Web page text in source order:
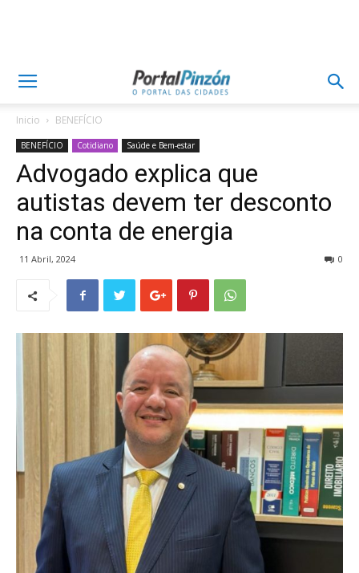
Inicio BENEFÍCIO
BENEFÍCIO Cotidiano Saúde e Bem-estar
Advogado explica que
autistas devem ter desconto
na conta de energia
11 Abril, 2024 0